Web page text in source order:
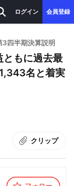
ログイン 会員登録
四半期決算説明
ともに過去最
名と着実
クリップ